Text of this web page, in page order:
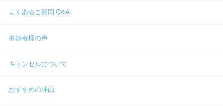
よくあるご質問 Q&A
参加者様の声
キャンセルについて
おすすめの理由